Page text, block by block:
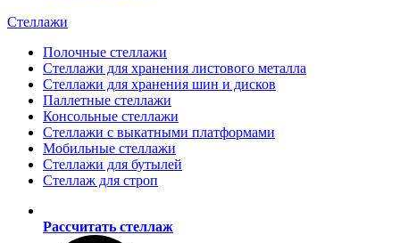
Стеллажи
Полочные стеллажи
Стеллажи для хранения листового металла
Стеллажи для хранения шин и дисков
Паллетные стеллажи
Консольные стеллажи
Стеллажи с выкатными платформами
Мобильные стеллажи
Стеллажи для бутылей
Стеллаж для строп
Рассчитать стеллаж